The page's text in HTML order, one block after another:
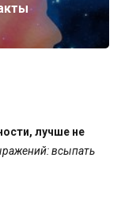
лучше не
всыпать